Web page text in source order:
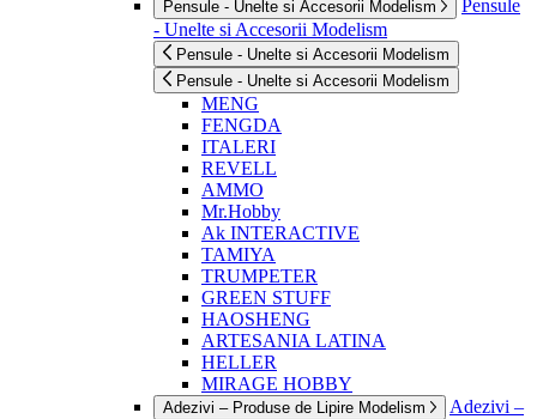
Pensule - Unelte si Accesorii Modelism
Pensule
- Unelte si Accesorii Modelism
Pensule - Unelte si Accesorii Modelism
Pensule - Unelte si Accesorii Modelism
MENG
FENGDA
ITALERI
REVELL
AMMO
Mr.Hobby
Ak INTERACTIVE
TAMIYA
TRUMPETER
GREEN STUFF
HAOSHENG
ARTESANIA LATINA
HELLER
MIRAGE HOBBY
Adezivi – Produse de Lipire Modelism
Adezivi –